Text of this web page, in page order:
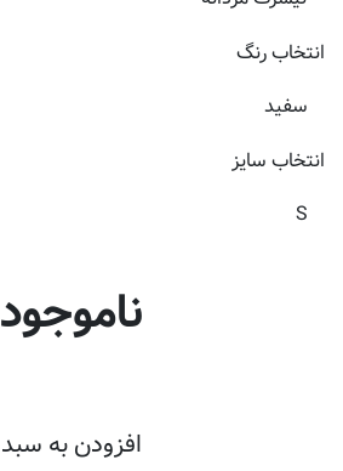
انتخابرنگ
انتخاب سایز
ناموجود
افزودن به سبد